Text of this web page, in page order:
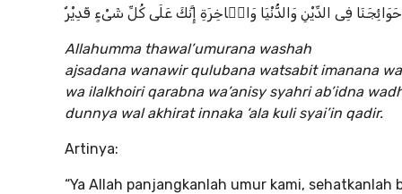
فِى الدِّيْنِ وَالدُّنْيَا وَالۤاخِرَةِ إِنَّكَ عَلَى كُلِّ شَىْءٍ قَدِيْرٌ
Allahumma thawal’umurana washah
ajsadana wanawir qulubana watsabit imanana
wa ilalkhoiri qarabna wa’anisy syahri ab’idna
dunnya wal akhirat innaka ‘ala kuli syai’in qadir.
Artinya:
“Ya Allah panjangkanlah umur kami,